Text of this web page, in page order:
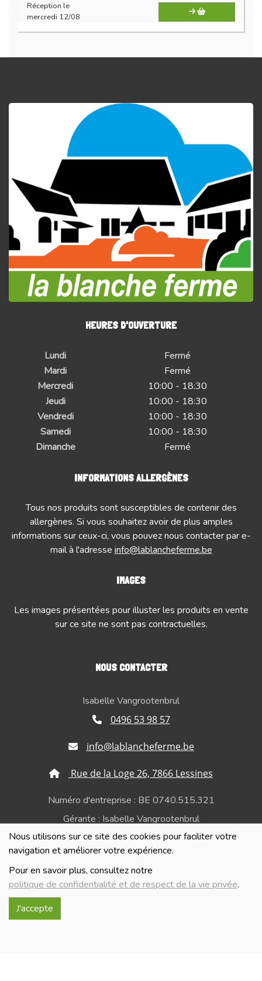
Nous utilisons sur ce site des cookies pour faciliter votre
navigation et améliorer votre expérience.
Pour en savoir plus, consultez notre
politique de confidentialité et de respect de la vie privée.
J'accepte
Réception le
mercredi 12/08
HEURES D'OUVERTURE
Lundi
Fermé
Mardi
Fermé
Mercredi
10:00 - 18:30
Jeudi
10:00 - 18:30
Vendredi
10:00 - 18:30
Samedi
10:00 - 18:30
Dimanche
Fermé
INFORMATIONS ALLERGÈNES
Tous nos produits sont susceptibles de contenir des
allergènes. Si vous souhaitez avoir de plus amples
informations sur ceux-ci, vous pouvez nous contacter par e-
mail à l'adresse info@lablancheferme.be
IMAGES
Les images présentées pour illuster les produits en vente
sur ce site ne sont pas contractuelles.
NOUS CONTACTER
Isabelle Vangrootenbrul
0496 53 98 57
info@lablancheferme.be
Rue de la Loge 26, 7866 Lessines
Numéro d'entreprise : BE 0740.515.321
Gérante : Isabelle Vangrootenbrul
Politique de confidentialité et de respect de la vie
privée